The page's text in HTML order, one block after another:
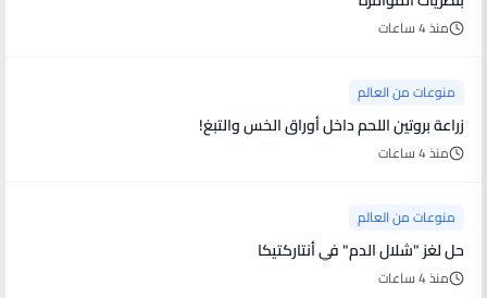
منذ 4 ساعات
منوعات من العالم
زراعة بروتين اللحم داخل أوراق الخس والتبغ!
منذ 4 ساعات
منوعات من العالم
حل لغز "شلال الدم" في أنتاركتيكا
منذ 4 ساعات